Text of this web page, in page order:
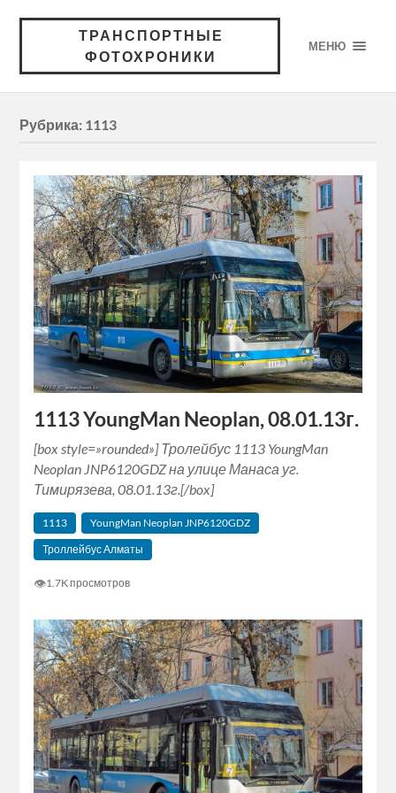
ТРАНСПОРТНЫЕ
ФОТОХРОНИКИ
МЕНЮ
Рубрика: 1113
1113 YoungMan Neoplan, 08.01.13г.
[box style=»rounded»] Тролейбус 1113 YoungMan
Neoplan JNP6120GDZ на улице Манаса уг.
Тимирязева, 08.01.13г.[/box]
1113
YoungMan Neoplan JNP6120GDZ
Троллейбус Алматы
👁1.7K просмотров